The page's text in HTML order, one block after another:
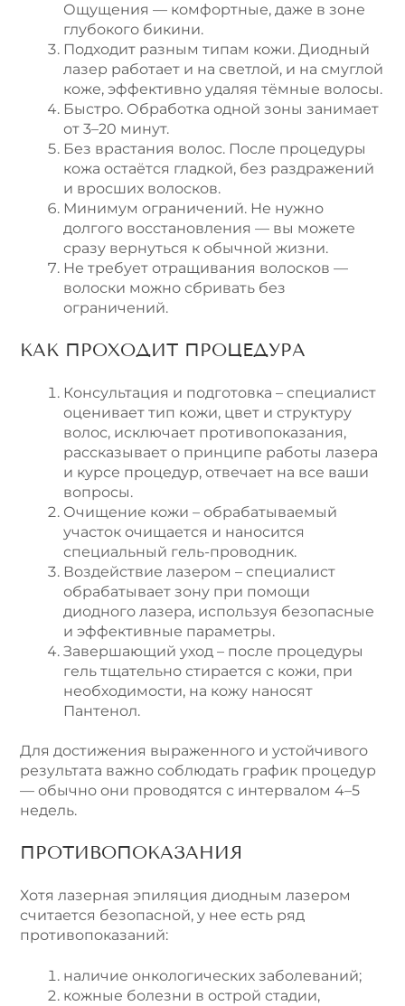
Ощущения — комфортные, даже в зоне
глубокого бикини.
Подходит разным типам кожи. Диодный
лазер работает и на светлой, и на смуглой
коже, эффективно удаляя тёмные волосы.
Быстро. Обработка одной зоны занимает
от 3–20 минут.
Без врастания волос. После процедуры
кожа остаётся гладкой, без раздражений
и вросших волосков.
Минимум ограничений. Не нужно
долгого восстановления — вы можете
сразу вернуться к обычной жизни.
Не требует отращивания волосков —
волоски можно сбривать без
ограничений.
КАК ПРОХОДИТ ПРОЦЕДУРА
Консультация и подготовка – специалист
оценивает тип кожи, цвет и структуру
волос, исключает противопоказания,
рассказывает о принципе работы лазера
и курсе процедур, отвечает на все ваши
вопросы.
Очищение кожи – обрабатываемый
участок очищается и наносится
специальный гель-проводник.
Воздействие лазером – специалист
обрабатывает зону при помощи
диодного лазера, используя безопасные
и эффективные параметры.
Завершающий уход – после процедуры
гель тщательно стирается с кожи, при
необходимости, на кожу наносят
Пантенол.
Для достижения выраженного и устойчивого
результата важно соблюдать график процедур
— обычно они проводятся с интервалом 4–5
недель.
ПРОТИВОПОКАЗАНИЯ
Хотя лазерная эпиляция диодным лазером
считается безопасной, у нее есть ряд
противопоказаний:
наличие онкологических заболеваний;
кожные болезни в острой стадии,